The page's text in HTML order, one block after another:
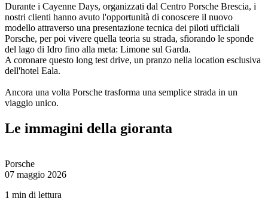
Durante i Cayenne Days, organizzati dal Centro Porsche Brescia, i
nostri clienti hanno avuto l'opportunità di conoscere il nuovo
modello attraverso una presentazione tecnica dei piloti ufficiali
Porsche, per poi vivere quella teoria su strada, sfiorando le sponde
del lago di Idro fino alla meta: Limone sul Garda.
A coronare questo long test drive, un pranzo nella location esclusiva
dell'hotel Eala.
Ancora una volta Porsche trasforma una semplice strada in un
viaggio unico.
Le immagini della gioranta
Porsche
07 maggio 2026
1 min di lettura